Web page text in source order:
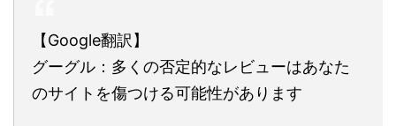
【Google翻訳】
グーグル：多くの否定的なレビューはあなた
のサイトを傷つける可能性があります